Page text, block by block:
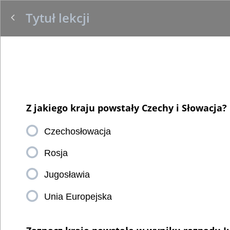
Tytuł lekcji
Czechosłowacja
Rosja
Jugosławia
Unia Europejska
Z jakiego kraju powstały Czechy i Słowacja?